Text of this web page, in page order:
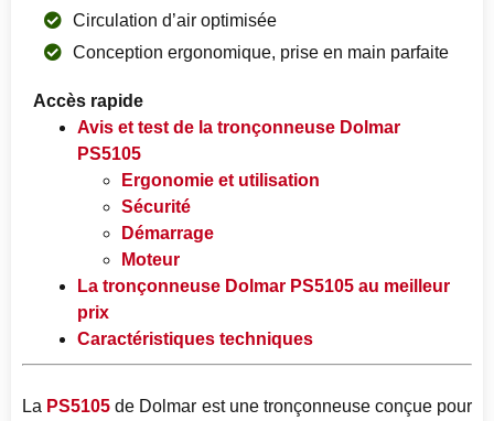
Circulation d’air optimisée
Conception ergonomique, prise en main parfaite
Accès rapide
Avis et test de la tronçonneuse Dolmar
PS5105
Ergonomie et utilisation
Sécurité
Démarrage
Moteur
La tronçonneuse Dolmar PS5105 au meilleur
prix
Caractéristiques techniques
La PS5105 de Dolmar est une tronçonneuse conçue pour